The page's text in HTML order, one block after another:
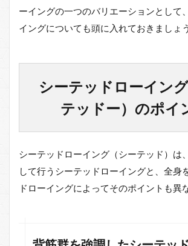
ーイングの一つのバリエーションとして
イングについても頭に入れておきましょう
シーテッドローイン
テッドー）のポイ
シーテッドローイング（シーテッド）は
して行うシーテッドローイングと、全身
ドローイングによってそのポイントも異